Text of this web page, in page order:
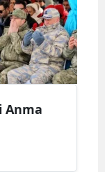
Osmaniye
Düzce
Anma